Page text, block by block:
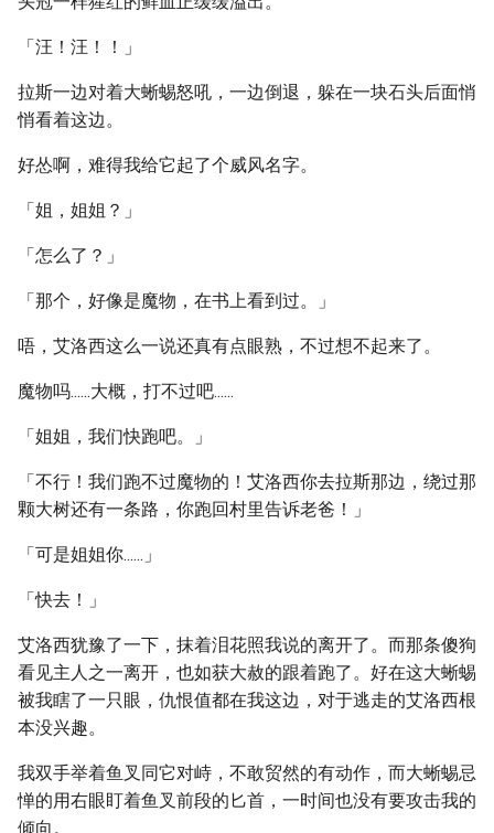
「汪！汪！！」
拉斯一边对着大蜥蜴怒吼，一边倒退，躲在一块石头后面悄
悄看着这边。
好怂啊，难得我给它起了个威风名字。
「姐，姐姐？」
「怎么了？」
「那个，好像是魔物，在书上看到过。」
唔，艾洛西这么一说还真有点眼熟，不过想不起来了。
魔物吗......大概，打不过吧......
「姐姐，我们快跑吧。」
「不行！我们跑不过魔物的！艾洛西你去拉斯那边，绕过那
颗大树还有一条路，你跑回村里告诉老爸！」
「可是姐姐你......」
「快去！」
艾洛西犹豫了一下，抹着泪花照我说的离开了。而那条傻狗
看见主人之一离开，也如获大赦的跟着跑了。好在这大蜥蜴
被我瞎了一只眼，仇恨值都在我这边，对于逃走的艾洛西根
本没兴趣。
我双手举着鱼叉同它对峙，不敢贸然的有动作，而大蜥蜴忌
惮的用右眼盯着鱼叉前段的匕首，一时间也没有要攻击我的
倾向。